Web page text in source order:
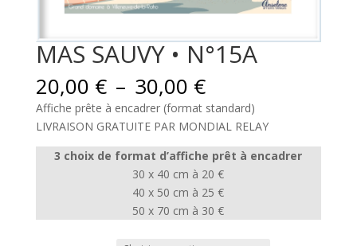
MAS SAUVY • N°15A
20,00 € – 30,00 €Plage
de
prix :
20,00 €
à
30,00 €
Affiche prête à encadrer (format standard)
LIVRAISON GRATUITE PAR MONDIAL RELAY
3 choix de format d’affiche prêt à encadrer
30 x 40 cm à 20 €
40 x 50 cm à 25 €
50 x 70 cm à 30 €